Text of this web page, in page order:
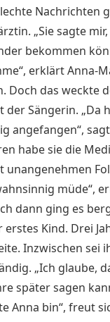
Nachrichten
„Sie sagte
bekommen
erklärt Anna-
Doch das weckte
der Sängerin. „Da
angefangen“,
habe sie die
unangenehmen
müde“,
dann ging es
erstes Kind. Drei
Inzwischen sei
„Ich glaube,
später sagen
Anna bin“, freut